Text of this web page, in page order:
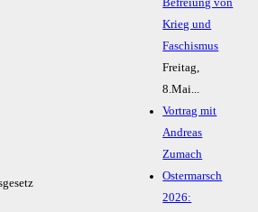
Befreiung von
Krieg und
Faschismus
Freitag,
8.Mai...
Vortrag mit
Andreas
Zumach
Ostermarsch
2026: